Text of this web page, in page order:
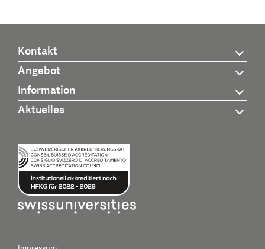
Kontakt
Angebot
Information
Aktuelles